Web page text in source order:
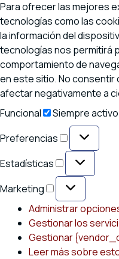
Para ofrecer las mejores
tecnologías como las
la información del
tecnologías nos permitirá
comportamiento de
en este sitio. No
afectar negativamente a
Funcional
Funcional
Siempre activo
Preferencias
Estadísticas Estadísticas
Marketing
Marketing
Administrar
Gestionar los
Gestionar
Leer más sobre